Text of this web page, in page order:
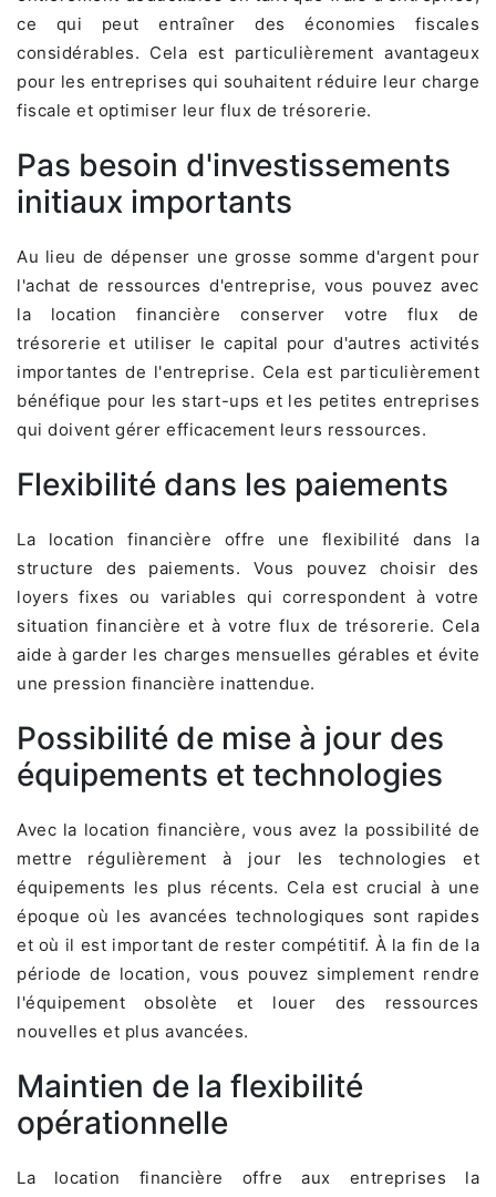
ce qui peut entraîner des économies fiscales
considérables. Cela est particulièrement avantageux
pour les entreprises qui souhaitent réduire leur charge
fiscale et optimiser leur flux de trésorerie.
Pas besoin d'investissements
initiaux importants
Au lieu de dépenser une grosse somme d'argent pour
l'achat de ressources d'entreprise, vous pouvez avec
la location financière conserver votre flux de
trésorerie et utiliser le capital pour d'autres activités
importantes de l'entreprise. Cela est particulièrement
bénéfique pour les start-ups et les petites entreprises
qui doivent gérer efficacement leurs ressources.
Flexibilité dans les paiements
La location financière offre une flexibilité dans la
structure des paiements. Vous pouvez choisir des
loyers fixes ou variables qui correspondent à votre
situation financière et à votre flux de trésorerie. Cela
aide à garder les charges mensuelles gérables et évite
une pression financière inattendue.
Possibilité de mise à jour des
équipements et technologies
Avec la location financière, vous avez la possibilité de
mettre régulièrement à jour les technologies et
équipements les plus récents. Cela est crucial à une
époque où les avancées technologiques sont rapides
et où il est important de rester compétitif. À la fin de la
période de location, vous pouvez simplement rendre
l'équipement obsolète et louer des ressources
nouvelles et plus avancées.
Maintien de la flexibilité
opérationnelle
La location financière offre aux entreprises la